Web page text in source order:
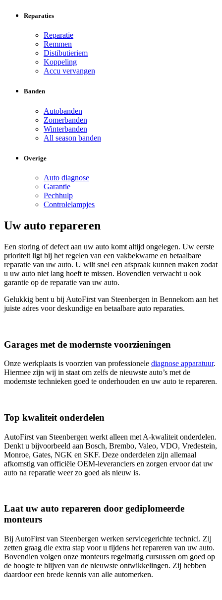
Reparaties
Reparatie
Remmen
Distibutieriem
Koppeling
Accu vervangen
Banden
Autobanden
Zomerbanden
Winterbanden
All season banden
Overige
Auto diagnose
Garantie
Pechhulp
Controlelampjes
Uw auto repareren
Een storing of defect aan uw auto komt altijd ongelegen. Uw eerste
prioriteit ligt bij het regelen van een vakbekwame en betaalbare
reparatie van uw auto. U wilt snel een afspraak kunnen maken zodat
u uw auto niet lang hoeft te missen. Bovendien verwacht u ook
garantie op de reparatie van uw auto.
Gelukkig bent u bij AutoFirst van Steenbergen in Bennekom aan het
juiste adres voor deskundige en betaalbare auto reparaties.
Garages met de modernste voorzieningen
Onze werkplaats is voorzien van professionele diagnose apparatuur.
Hiermee zijn wij in staat om zelfs de nieuwste auto’s met de
modernste technieken goed te onderhouden en uw auto te repareren.
Top kwaliteit onderdelen
AutoFirst van Steenbergen werkt alleen met A-kwaliteit onderdelen.
Denkt u bijvoorbeeld aan Bosch, Brembo, Valeo, VDO, Vredestein,
Monroe, Gates, NGK en SKF. Deze onderdelen zijn allemaal
afkomstig van officiële OEM-leveranciers en zorgen ervoor dat uw
auto na reparatie weer zo goed als nieuw is.
Laat uw auto repareren door gediplomeerde
monteurs
Bij AutoFirst van Steenbergen werken servicegerichte technici. Zij
zetten graag die extra stap voor u tijdens het repareren van uw auto.
Bovendien volgen onze monteurs regelmatig cursussen om goed op
de hoogte te blijven van de nieuwste ontwikkelingen. Zij hebben
daardoor een brede kennis van alle automerken.